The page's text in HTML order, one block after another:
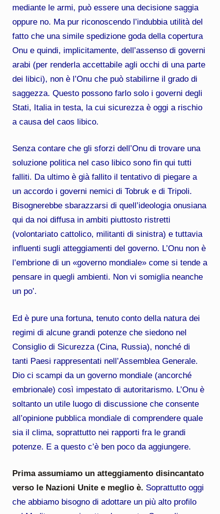
mediante le armi, può essere una decisione saggia
oppure no. Ma pur riconoscendo l’indubbia utilità del
fatto che una simile spedizione goda della copertura
Onu e quindi, implicitamente, dell’assenso di governi
arabi (per renderla accettabile agli occhi di una parte
dei libici), non è l’Onu che può stabilirne il grado di
saggezza. Questo possono farlo solo i governi degli
Stati, Italia in testa, la cui sicurezza è oggi a rischio
a causa del caos libico.
Senza contare che gli sforzi dell’Onu di trovare una
soluzione politica nel caso libico sono fin qui tutti
falliti. Da ultimo è già fallito il tentativo di piegare a
un accordo i governi nemici di Tobruk e di Tripoli.
Bisognerebbe sbarazzarsi di quell’ideologia onusiana
qui da noi diffusa in ambiti piuttosto ristretti
(volontariato cattolico, militanti di sinistra) e tuttavia
influenti sugli atteggiamenti del governo. L’Onu non è
l’embrione di un «governo mondiale» come si tende a
pensare in quegli ambienti. Non vi somiglia neanche
un po’.
Ed è pure una fortuna, tenuto conto della natura dei
regimi di alcune grandi potenze che siedono nel
Consiglio di Sicurezza (Cina, Russia), nonché di
tanti Paesi rappresentati nell’Assemblea Generale.
Dio ci scampi da un governo mondiale (ancorché
embrionale) così impestato di autoritarismo. L’Onu è
soltanto un utile luogo di discussione che consente
all’opinione pubblica mondiale di comprendere quale
sia il clima, soprattutto nei rapporti fra le grandi
potenze. E a questo c’è ben poco da aggiungere.
Prima assumiamo un atteggiamento disincantato
verso le Nazioni Unite e meglio è. Soprattutto oggi
che abbiamo bisogno di adottare un più alto profilo